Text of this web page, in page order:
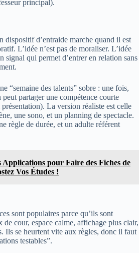
principal).
dispositif d’entraide marche quand il est
L’idée n’est pas de moraliser. L’idée
signal qui permet d’entrer en relation sans
“semaine des talents” sobre : une fois,
partager une compétence courte
La version réaliste est celle
une sono, et un planning de spectacle.
règle de durée, et un adulte référent
Applications pour Faire des Fiches de
Vos Études !
sont populaires parce qu’ils sont
cour, espace calme, affichage plus clair,
Ils se heurtent vite aux règles, donc il faut
testables”.